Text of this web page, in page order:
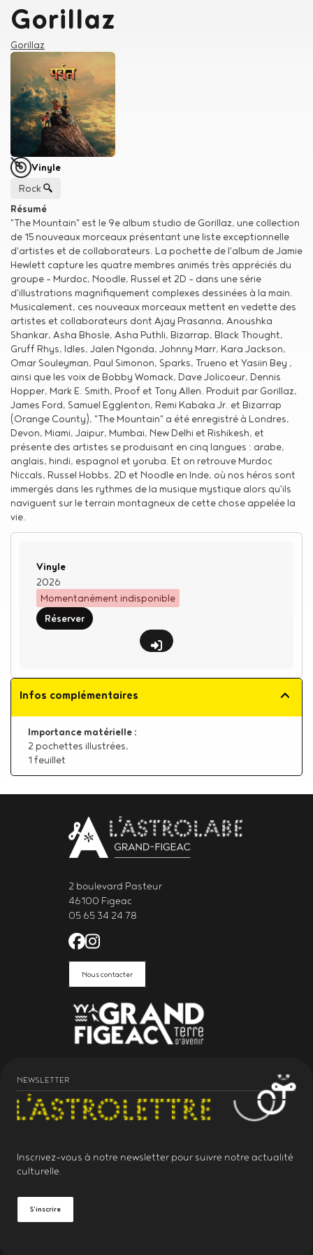
Gorillaz
Créateur
Gorillaz
Type de support matériel
Vinyle
Genre musical
Rock
Résumé
"The Mountain" est le 9e album studio de Gorillaz, une collection
de 15 nouveaux morceaux présentant une liste exceptionnelle
d'artistes et de collaborateurs. La pochette de l'album de Jamie
Hewlett capture les quatre membres animés très appréciés du
groupe - Murdoc, Noodle, Russel et 2D - dans une série
d'illustrations magnifiquement complexes dessinées à la main.
Musicalement, ces nouveaux morceaux mettent en vedette des
artistes et collaborateurs dont Ajay Prasanna, Anoushka
Shankar, Asha Bhosle, Asha Puthli, Bizarrap, Black Thought,
Gruff Rhys, Idles, Jalen Ngonda, Johnny Marr, Kara Jackson,
Omar Souleyman, Paul Simonon, Sparks, Trueno et Yasiin Bey ,
ainsi que les voix de Bobby Womack, Dave Jolicoeur, Dennis
Hopper, Mark E. Smith, Proof et Tony Allen. Produit par Gorillaz,
James Ford, Samuel Egglenton, Remi Kabaka Jr. et Bizarrap
(Orange County), "The Mountain" a été enregistré à Londres,
Devon, Miami, Jaipur, Mumbai, New Delhi et Rishikesh, et
présente des artistes se produisant en cinq langues : arabe,
anglais, hindi, espagnol et yoruba. Et on retrouve Murdoc
Niccals, Russel Hobbs, 2D et Noodle en Inde, où nos héros sont
immergés dans les rythmes de la musique mystique alors qu'ils
naviguent sur le terrain montagneux de cette chose appelée la
vie.
Type de support matériel
Vinyle
2026
Momentanément indisponible
Réserver
Infos complémentaires
Importance matérielle :
2 pochettes illustrées,
1 feuillet
2 boulevard Pasteur
46100 Figeac
05 65 34 24 78
Facebook de l'Astrolabe Grand
Instagram de l'Astrolabe Grand
Nous contacter
NEWSLETTER
Inscrivez-vous à notre newsletter pour suivre notre actualité
culturelle.
S'inscrire